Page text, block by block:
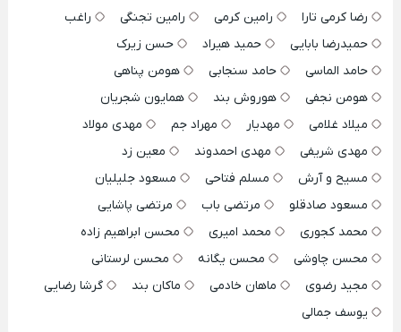
رضا کرمی تارا
رامین کرمی رامین تجنگی
راغب
حمیدرضا بابایی
حمید هیراد
حسن زیرک
حامد الماسی
حامد سنجابی
هومن پناهی
هومن نجفی
هوروش بند
همایون شجریان
میلاد غلامی
مهدیار مهراد جم
مهدی مولاد
مهدی شریفی
مهدی احمدوند
معین زد
مسیح و آرش
مسلم فتاحی
مسعود جلیلیان
مسعود صادقلو
مرتضی باب
مرتضی پاشایی
محمد کجوری
محمد امیری
محسن ابراهیم زاده
محسن چاوشی
محسن یگانه
محسن لرستانی
مجید رضوی
ماهان خادمی ماکان بند
گرشا رضایی
یوسف جمالی